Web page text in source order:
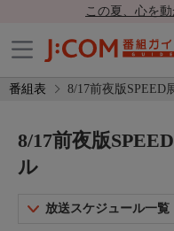
この夏、心を
番組表 8/17前夜版SPEED
8/17前夜版
ル
放送スケジュール一覧